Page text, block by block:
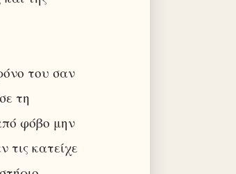
του σαν
τη
φόβο μην
τις κατείχε